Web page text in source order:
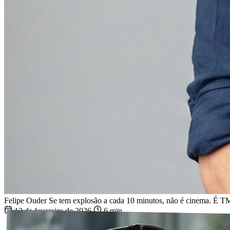
Felipe Ouder Se tem explosão a cada 10 minutos, não é cinema. É
13 de fevereiro de 2026
6 min